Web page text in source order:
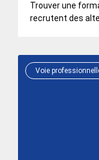
Trouver une
recrutent des
Voie